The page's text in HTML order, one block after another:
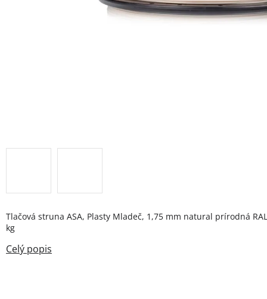
Tlačová struna ASA, Plasty Mladeč, 1,75 mm natural prírodná
kg